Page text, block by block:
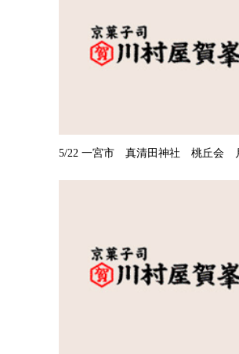
5/22 一宮市 真清田神社 桃丘会